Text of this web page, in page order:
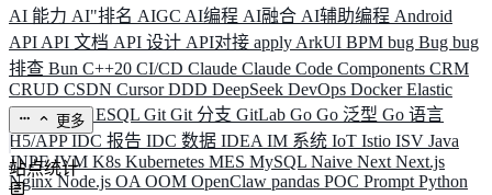
AI 能力 AI"排名 AIGC AI编程 AI融合 AI辅助编程 Android
API API 文档 API 设计 API对接 apply ArkUI BPM bug Bug bug
排查 Bun C++20 CI/CD Claude Claude Code Components CRM
CRUD CSDN CursorDDD DeepSeek DevOps DockerElastic
ELK ElysiaESQL Git Git 分支 GitLab Go Go 泛型 Go 语言
H5/APPIDC 报告 IDC 数据 IDEA IM 系统 IoT Istio ISV Java
JNPFJVM K8s Kubernetes MES MySQL Naive Next Next.js
NginxNode.js OA OOM OpenClaw pandas POC Prompt Python
更多
站点统计